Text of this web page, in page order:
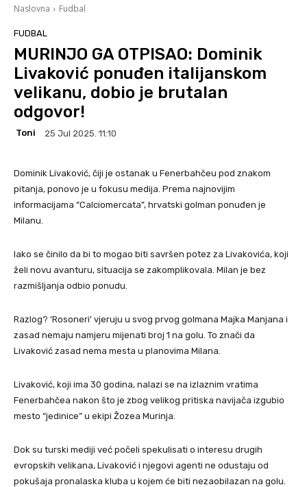
Naslovna Fudbal
FUDBAL
MURINJO GA OTPISAO: Dominik
Livaković ponuđen italijanskom
velikanu, dobio je brutalan
odgovor!
Toni 25 Jul 2025. 11:10
Dominik Livaković, čiji je ostanak u Fenerbahčeu pod znakom
pitanja, ponovo je u fokusu medija. Prema najnovijim
informacijama “Calciomercata”, hrvatski golman ponuđen je
Milanu.
Iako se činilo da bi to mogao biti savršen potez za Livakovića, koji
želi novu avanturu, situacija se zakomplikovala. Milan je bez
razmišljanja odbio ponudu.
Razlog? ‘Rosoneri’ vjeruju u svog prvog golmana Majka Manjana i
zasad nemaju namjeru mijenati broj 1 na golu. To znači da
Livaković zasad nema mesta u planovima Milana.
Livaković, koji ima 30 godina, nalazi se na izlaznim vratima
Fenerbahčea nakon što je zbog velikog pritiska navijača izgubio
mesto “jedinice” u ekipi Žozea Murinja.
Dok su turski mediji već počeli spekulisati o interesu drugih
evropskih velikana, Livaković i njegovi agenti ne odustaju od
pokušaja pronalaska kluba u kojem će biti nezaobilazan na golu.